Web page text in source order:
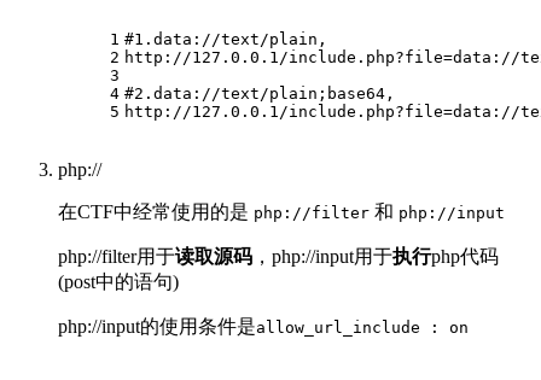
1
2
3
4
5
#1.data://text/plain,
http://127.0.0.1/include.php?file=data://
#2.data://text/plain;base64,
http://127.0.0.1/include.php?file=data://
php://
在CTF中经常使用的是 php://filter 和 php://input
php://filter用于读取源码 ，php://input用于执行php代码
(post中的语句)
php://input的使用条件是allow_url_include : on